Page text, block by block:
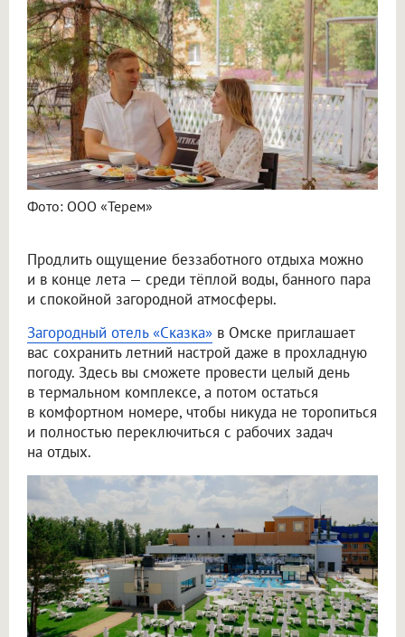
Фото: ООО «Терем»
Продлить ощущение беззаботного отдыха можно
и в конце лета — среди тёплой воды, банного пара
и спокойной загородной атмосферы.
Загородный отель «Сказка» в Омске приглашает
вас сохранить летний настрой даже в прохладную
погоду. Здесь вы сможете провести целый день
в термальном комплексе, а потом остаться
в комфортном номере, чтобы никуда не торопиться
и полностью переключиться с рабочих задач
на отдых.